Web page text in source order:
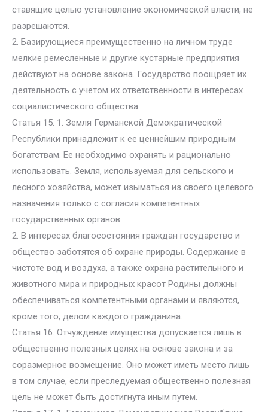
ставящие целью установление экономической власти, не
разрешаются.
2. Базирующиеся преимущественно на личном труде
мелкие ремесленные и другие кустарные предприятия
действуют на основе закона. Государство поощряет их
деятельность с учетом их ответственности в интересах
социалистического общества.
Статья 15. 1. Земля Германской Демократической
Республики принадлежит к ее ценнейшим природным
богатствам. Ее необходимо охранять и рационально
использовать. Земля, используемая для сельского и
лесного хозяйства, может изыматься из своего целевого
назначения только с согласия компетентных
государственных органов.
2. В интересах благосостояния граждан государство и
общество заботятся об охране природы. Содержание в
чистоте вод и воздуха, а также охрана растительного и
животного мира и природных красот Родины должны
обеспечиваться компетентными органами и являются,
кроме того, делом каждого гражданина.
Статья 16. Отчуждение имущества допускается лишь в
общественно полезных целях на основе закона и за
соразмерное возмещение. Оно может иметь место лишь
в том случае, если преследуемая общественно полезная
цель не может быть достигнута иным путем.